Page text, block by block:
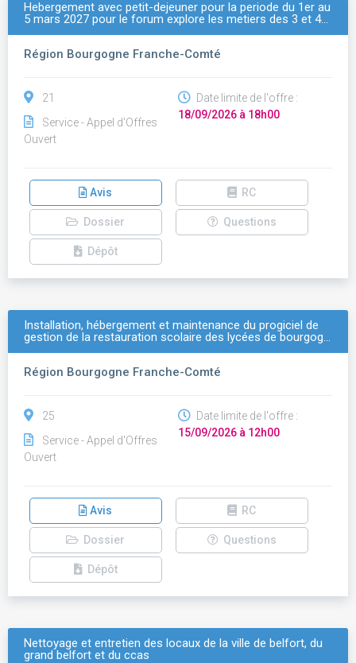
Hebergement avec petit-dejeuner pour la periode du 1er au
5 mars 2027 pour le forum explore les metiers des 3 et 4…
Région Bourgogne Franche-Comté
21
Service - Appel d'Offres
Ouvert
Date limite de l'offre :
18/09/2026 à 18h00
Avis RC
Dossier Questions
Dépôt
Installation, hébergement et maintenance du progiciel de
gestion de la restauration scolaire des lycées de bourgog…
Région Bourgogne Franche-Comté
25
Service - Appel d'Offres
Ouvert
Date limite de l'offre :
15/09/2026 à 12h00
Avis RC
Dossier Questions
Dépôt
Nettoyage et entretien des locaux de la ville de belfort, du
grand belfort et du ccas